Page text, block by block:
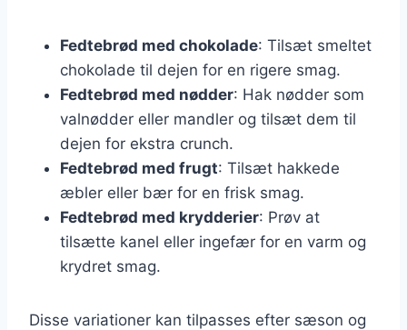
Fedtebrød med chokolade: Tilsæt smeltet
chokolade til dejen for en rigere smag.
Fedtebrød med nødder: Hak nødder som
valnødder eller mandler og tilsæt dem til
dejen for ekstra crunch.
Fedtebrød med frugt: Tilsæt hakkede
æbler eller bær for en frisk smag.
Fedtebrød med krydderier: Prøv at
tilsætte kanel eller ingefær for en varm og
krydret smag.
Disse variationer kan tilpasses efter sæson og